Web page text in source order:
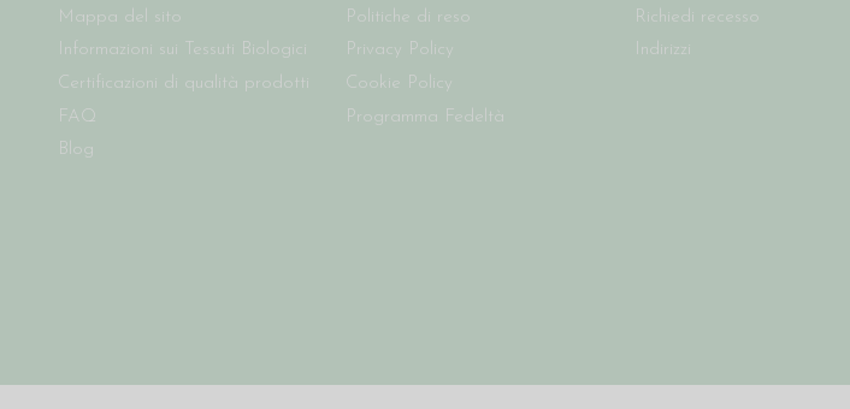
Mappa del sito
Informazioni sui Tessuti Biologici
Certificazioni di qualità prodotti
FAQ
Blog
Politiche di reso
Privacy Policy
Cookie Policy
Programma Fedeltà
Richiedi recesso
Indirizzi